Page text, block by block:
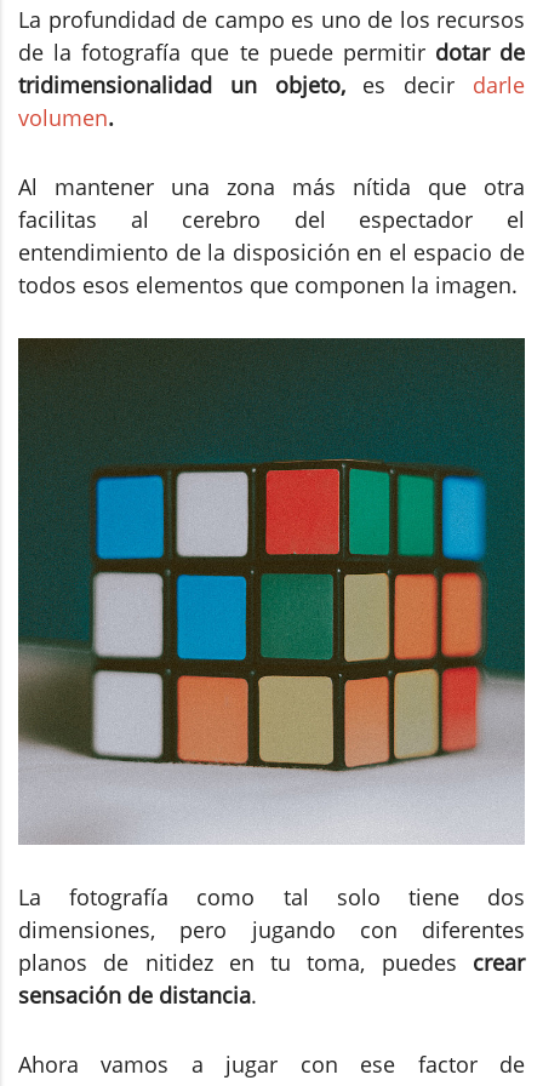
La profundidad de campo es uno de los recursos
de la fotografía que te puede permitir dotar de
tridimensionalidad un objeto,es decir darle
volumen.
Al mantener una zona más nítida que otra
facilitas al cerebro del espectador el
entendimiento de la disposición en el espacio de
todos esos elementos que componen la imagen.
La fotografía como tal solo tiene dos
dimensiones, pero jugando con diferentes
planos de nitidez en tu toma, puedes crear
sensación de distancia.
Ahora vamos a jugar con ese factor de